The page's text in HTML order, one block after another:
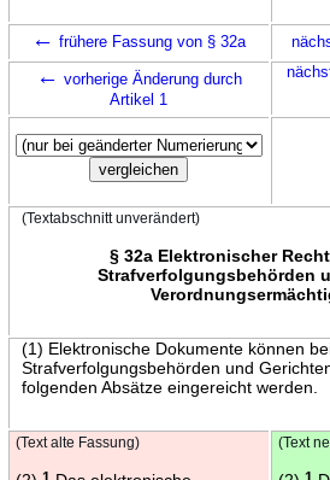
← frühere Fassung von § 32a
← vorherige Änderung durch
Artikel 1
(Textabschnitt unverändert)
§ 32a Elektronischer
Strafverfolgungsbehörden
(1) Elektronische Dokumente können
Strafverfolgungsbehörden und
folgenden Absätze eingereicht werden.
(Text alte Fassung)
1
(Text
1